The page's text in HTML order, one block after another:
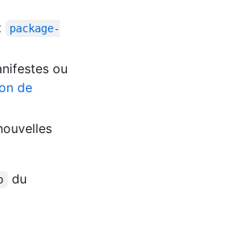
package-
ou
de
du